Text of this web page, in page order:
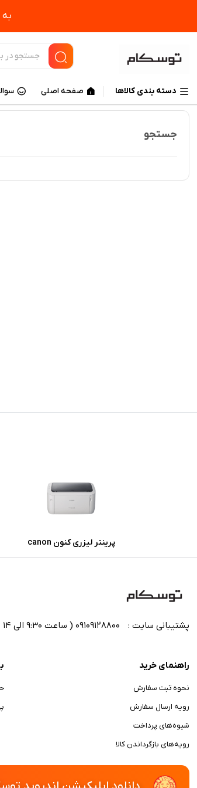
دسته بندی کالاها صفحه اصلی
جستجو
پرینتر لیزری کنون canon
LBP6030w imageclass
پشتیبانی سایت : 09109128800 ( ساعت 9:30 الی 14 به جز ایام تعطیل رسمی)
راهنمای خرید
نحوه ثبت سفارش
رویه ارسال سفارش
شیوه‌های پرداخت
رویه‌های بازگرداندن کالا